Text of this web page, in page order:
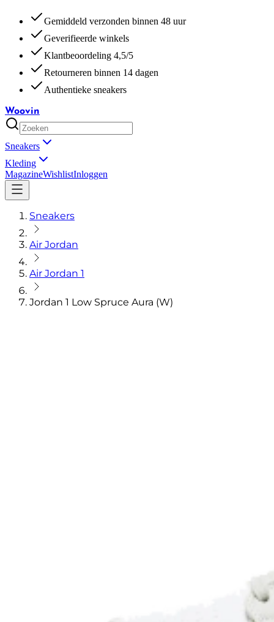
Gemiddeld verzonden binnen 48 uur
Geverifieerde winkels
Klantbeoordeling 4,5/5
Retourneren binnen 14 dagen
Authentieke sneakers
Woovin
Sneakers
Kleding
MagazineWishlistInloggen
Sneakers
Air Jordan
Air Jordan 1
Jordan 1 Low Spruce Aura (W)